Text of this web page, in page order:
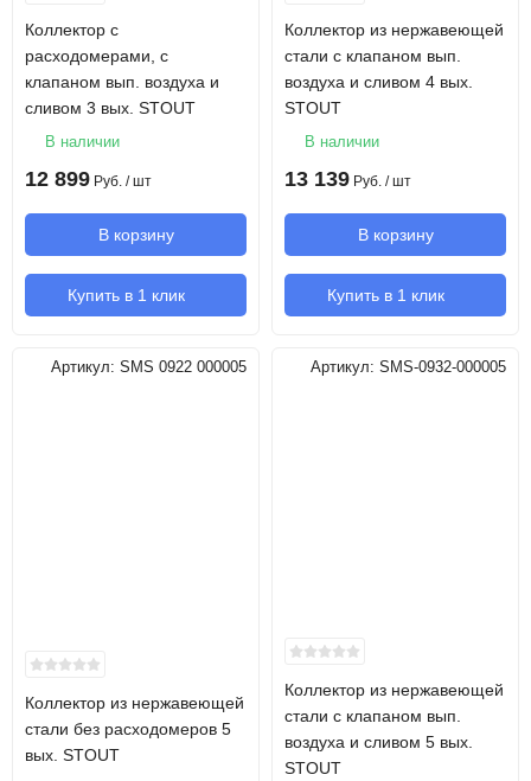
Коллектор с
расходомерами, с
клапаном вып. воздуха и
сливом 3 вых. STOUT
В наличии
12 899 Руб. / шт
В корзину
Купить в 1 клик
Коллектор из нержавеющей
стали с клапаном вып.
воздуха и сливом 4 вых.
STOUT
В наличии
13 139 Руб. / шт
В корзину
Купить в 1 клик
Артикул: SMS 0922 000005
Коллектор из нержавеющей
стали без расходомеров 5
вых. STOUT
Артикул: SMS-0932-000005
Коллектор из нержавеющей
стали с клапаном вып.
воздуха и сливом 5 вых.
STOUT